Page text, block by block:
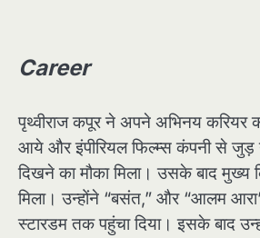
Career
पृथ्वीराज कपूर ने अपने अभिनय
आये और इंपीरियल फिल्म्स कंपनी से जुड़
दिखने का मौका मिला। उसके बाद मुख्य
मिला। उन्होंने “बसंत,” और “आलम आरा”
स्टारडम तक पहुंचा दिया। इसके बाद